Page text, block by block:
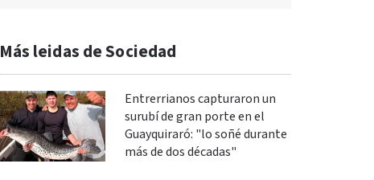
Más leidas de Sociedad
Entrerrianos capturaron un
surubí de gran porte en el
Guayquiraró: "lo soñé durante
más de dos décadas"